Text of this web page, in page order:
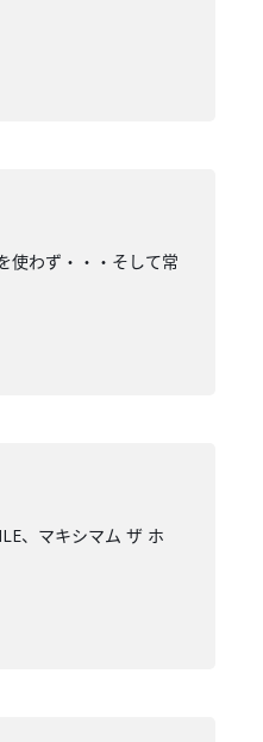
使わず・・・そして常
、マキシマム ザ ホ